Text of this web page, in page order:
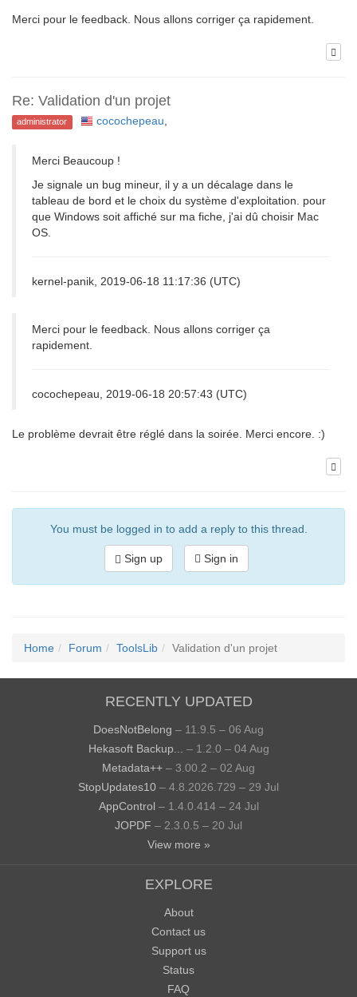
Merci pour le feedback. Nous allons corriger ça rapidement.
Re: Validation d'un projet
administrator cocochepeau
Merci Beaucoup !
Je signale un bug mineur, il y a un décalage dans le
tableau de bord et le choix du système d'exploitation. pour
que Windows soit affiché sur ma fiche, j'ai dû choisir Mac
OS.
kernel-panik, 2019-06-18 11:17:36 (UTC)
Merci pour le feedback. Nous allons corriger ça
rapidement.
cocochepeau, 2019-06-18 20:57:43 (UTC)
Le problème devrait être réglé dans la soirée. Merci encore. :)
You must be logged in to add a reply to this thread.
Sign up Sign in
Home Forum ToolsLib Validation d'un projet
RECENTLY UPDATED
DoesNotBelong – 11.9.5 – 06 Aug
Hekasoft Backup... – 1.2.0 – 04 Aug
Metadata++ – 3.00.2 – 02 Aug
StopUpdates10 – 4.8.2026.729 – 29 Jul
AppControl – 1.4.0.414 – 24 Jul
JOPDF – 2.3.0.5 – 20 Jul
View more »
EXPLORE
About
Contact us
Support us
Status
FAQ